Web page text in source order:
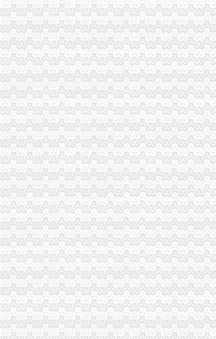
代理重庆分公司注册,代理记账报税-广州58同
【代理重庆主城区工商营业执证、代账报税
重庆云网客分享代理记账报税服务的流程-信
重庆会计代理记帐、重庆财务税务咨询、重
重庆代理公司记账,重庆公司代帐报税,重庆会
22_重庆代理记账,重庆工商注册,代理记账报
北京会计记账公司哪家快_重庆代理报税记账
重庆江北会计代理记账报税流程-青海新闻网
重庆荣昌区办税服务_荣昌区代理办税_代理
重庆代办公司执照||加工厂执照||个体户执照||
重庆公司财务代理,重庆公司财务外包,重庆代
重庆代办香港海外公司年检报税24小时登记-
重庆代办英国公司年检报税_志趣网
【重庆报税物流园区一日游报关代理】价格_
【重庆低价代理记账报税选汇聚财务】-中国
代理做账事务所半年价格_重庆会计代理记账
重庆会计做帐公司找哪家_长沙代理报税记账
重庆合川、北碚、铜梁代理记账报税一般多